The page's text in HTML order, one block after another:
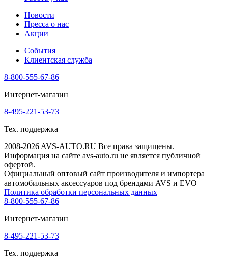
Новости
Пресса о нас
Акции
События
Клиентская служба
8-800-555-67-86
Интернет-магазин
8-495-221-53-73
Тех. поддержка
2008-2026 AVS-AUTO.RU Все права защищены.
Информация на сайте avs-auto.ru не является публичной
офертой.
Официальный оптовый сайт производителя и импортера
автомобильных аксессуаров под брендами AVS и EVO
Политика обработки персональных данных
8-800-555-67-86
Интернет-магазин
8-495-221-53-73
Тех. поддержка